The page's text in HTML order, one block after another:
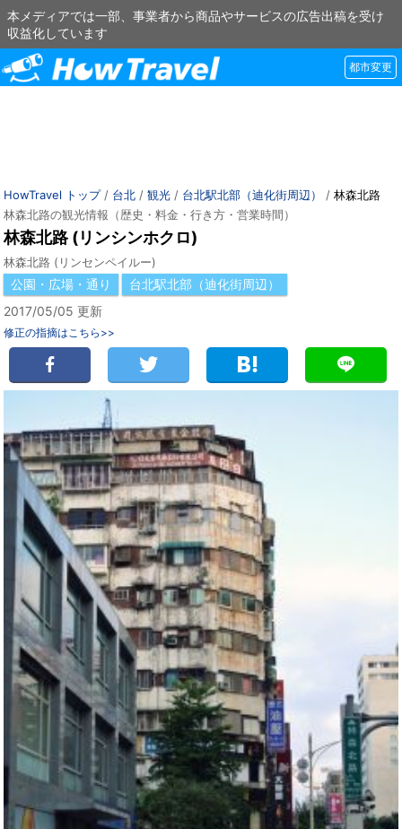
本メディアでは一部、事業者から商品やサービスの広告出稿を受け
収益化しています
都市変更
HowTravel トップ/ 台北 / 観光 / 台北駅北部（迪化街周辺） / 林森北路
林森北路の観光情報（歴史・料金・行き方・営業時間）
林森北路 (リンシンホクロ)
林森北路 (リンセンペイルー)
公園・広場・通り
台北駅北部（迪化街周辺）
2017/05/05 更新
修正の指摘はこちら>>